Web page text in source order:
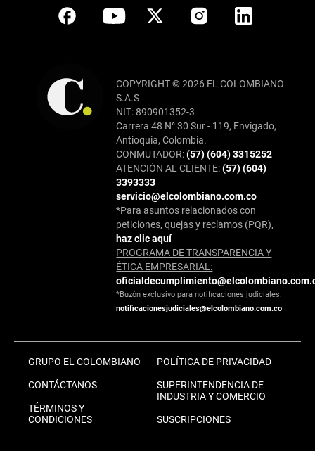
COPYRIGHT © 2026 EL COLOMBIANO
S.A.S
NIT: 890901352-3
Carrera 48 N° 30 Sur - 119, Envigado,
Antioquia, Colombia.
CONMUTADOR:(57) (604) 3315252
ATENCIÓN AL CLIENTE:(57) (604)
3393333
servicio@elcolombiano.com.co
*Para asuntos relacionados con
peticiones, quejas y reclamos (PQR),
haz clic aquí
PROGRAMA DE TRANSPARENCIA Y
ÉTICA EMPRESARIAL:
*Buzón exclusivo para notificaciones judiciales:
notificacionesjudiciales@elcolombiano.com.co
GRUPO EL COLOMBIANO
CONTÁCTANOS
TÉRMINOS Y
CONDICIONES
POLÍTICA DE PRIVACIDAD
SUPERINTENDENCIA DE
INDUSTRIA Y COMERCIO
SUSCRIPCIONES